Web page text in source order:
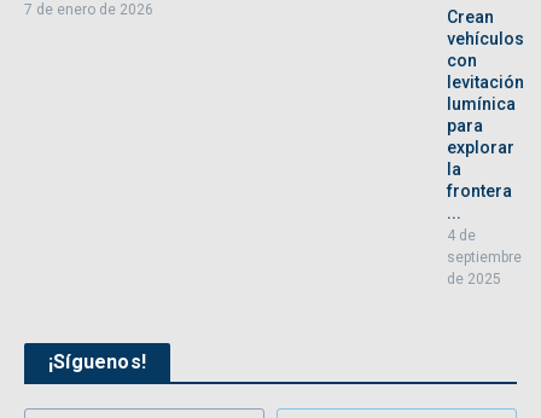
7 de enero de 2026
Crean
vehículos
con
levitación
lumínica
para
explorar
la
frontera
...
4 de
septiembre
de 2025
¡Síguenos!